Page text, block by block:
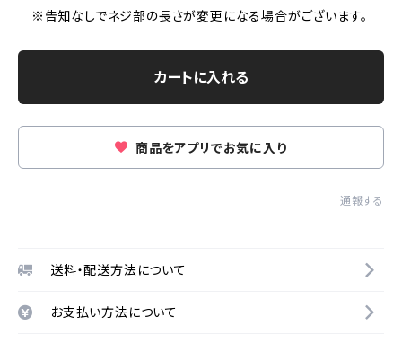
※告知なしでネジ部の長さが変更になる場合がございます。
カートに入れる
商品をアプリでお気に入り
通報する
送料・配送方法について
お支払い方法について